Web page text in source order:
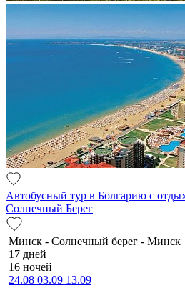
Автобусный тур в Болгарию с
Солнечный Берег
Минск - Солнечный берег - Минск
17 дней
16 ночей
24.08 03.09 13.09